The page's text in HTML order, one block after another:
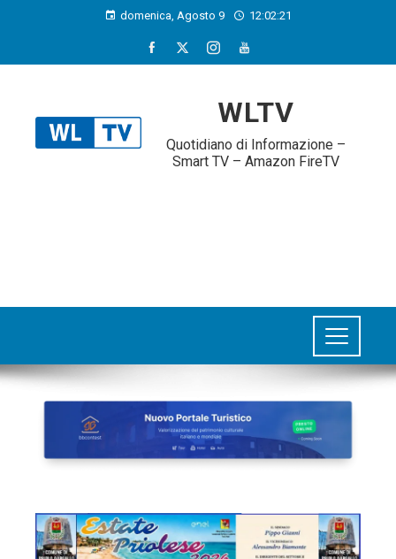
domenica, Agosto 9 12:02:22
WLTV
Quotidiano di Informazione –
Smart TV – Amazon FireTV